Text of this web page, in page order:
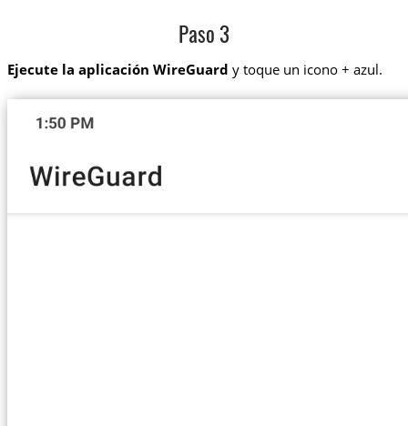
Paso 3
Ejecute la aplicación WireGuard y toque un icono + azul.